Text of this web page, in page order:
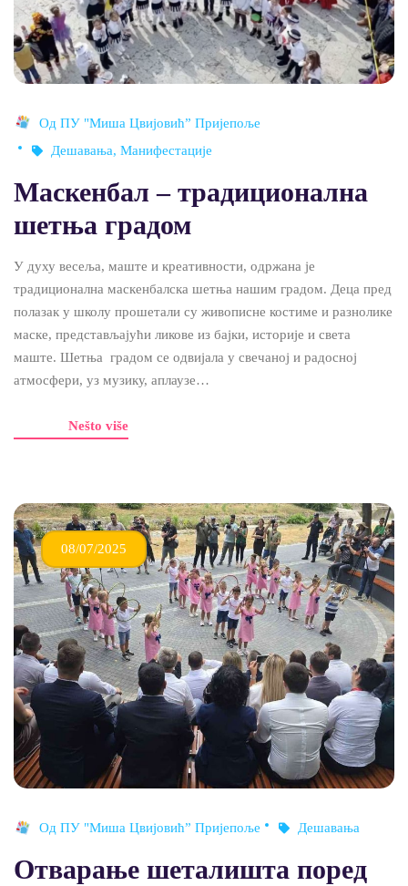
Од ПУ "Миша Цвијовић” Пријепоље
Дешавања, Манифестације
Маскенбал – традиционална
шетња градом
У духу весеља, маште и креативности, одржана је
традиционална маскенбалска шетња нашим градом. Деца пред
полазак у школу прошетали су живописне костиме и разнолике
маске, представљајући ликове из бајки, историје и света
маште. Шетња градом се одвијала у свечаној и радосној
атмосфери, уз музику, аплаузе…
Nešto više
08/07/2025
Од ПУ "Миша Цвијовић” Пријепоље Дешавања
Отварање шеталишта поред